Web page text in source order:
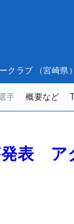
クラブ （宮崎県）
手 概要など
発表 ア